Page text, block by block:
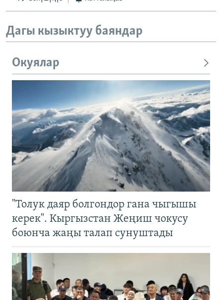
Дагы кызыктуу баяндар
Окуялар
"Толук даяр болгондор гана чыгышы
керек". Кыргызстан Жеңиш чокусу
боюнча жаңы талап сунуштады